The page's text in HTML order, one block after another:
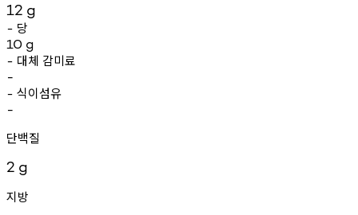
12 g
- 당
10 g
- 대체 감미료
-
- 식이섬유
-
단백질
2 g
지방